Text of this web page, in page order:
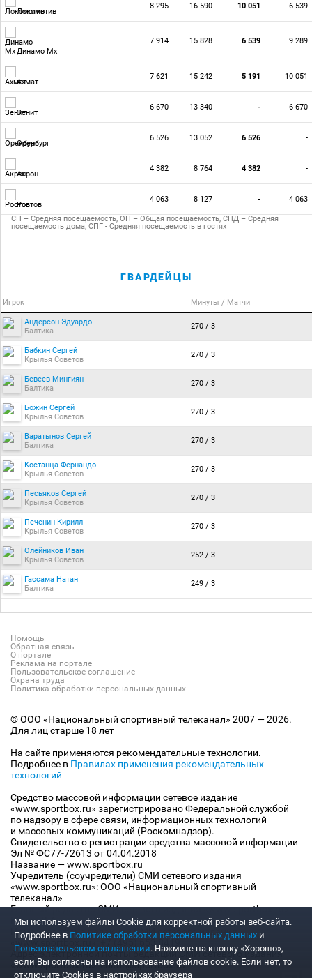
Локомотив
8 295 16 590 10 051 6 539
Динамо Мх
7 914 15 828 6 539 9 289
Ахмат
7 621 15 242 5 191 10 051
Зенит
6 670 13 340 - 6 670
Оренбург
6 526 13 052 6 526 -
Акрон
4 382 8 764 4 382 -
Ростов
4 063 8 127 - 4 063
СП – Средняя посещаемость, ОП – Общая посещаемость, СПД – Средняя
посещаемость дома, СПГ - Средняя посещаемость в гостях
ГВАРДЕЙЦЫ
Игрок Минуты / Матчи
Андерсон Эдуардо
Балтика
270 / 3
Бабкин Сергей
Крылья Советов
270 / 3
Бевеев Мингиян
Балтика
270 / 3
Божин Сергей
Крылья Советов
270 / 3
Варатынов Сергей
Балтика
270 / 3
Костанца Фернандо
Крылья Советов
270 / 3
Песьяков Сергей
Крылья Советов
270 / 3
Печенин Кирилл
Крылья Советов
270 / 3
Олейников Иван
Крылья Советов
252 / 3
Гассама Натан
Балтика
249 / 3
Помощь
Обратная связь
О портале
Реклама на портале
Пользовательское соглашение
Охрана труда
Политика обработки персональных данных
© ООО «Национальный спортивный телеканал» 2007 — 2026.
Для лиц старше 18 лет
На сайте применяются рекомендательные технологии.
Подробнее в Правилах применения рекомендательных
технологий
Средство массовой информации сетевое издание
«www.sportbox.ru» зарегистрировано Федеральной службой
по надзору в сфере связи, информационных технологий
и массовых коммуникаций (Роскомнадзор).
Свидетельство о регистрации средства массовой информации
Эл № ФС77-72613 от 04.04.2018
Название — www.sportbox.ru
Учредитель (соучредители) СМИ сетевого издания
«www.sportbox.ru»: ООО «Национальный спортивный
телеканал»
Главный редактор СМИ сетевого издания «www.sportbox.ru»:
Конов В.А.
Номер телефона редакции СМИ сетевого издания
«www.sportbox.ru»: +7 (495) 653 8419
Адрес электронной почты редакции СМИ сетевого издания
«www.sportbox.ru»: editor@sportbox.ru
Мы используем файлы Сookie для корректной работы веб-сайта.
Подробнее в Политике обработки персональных данных и
Пользовательском соглашении. Нажмите на кнопку «Хорошо»,
если Вы согласны на использование файлов cookie. Если нет, то
отключите Cookies в настройках браузера